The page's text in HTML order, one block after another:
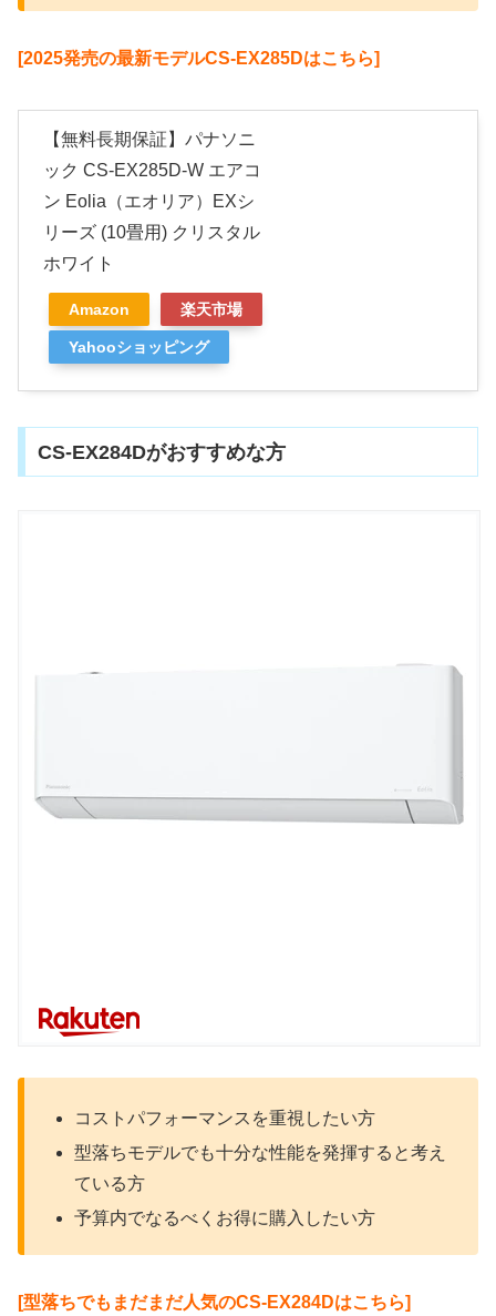
[2025発売の最新モデルCS-EX285Dはこちら]
【無料長期保証】パナソニ
ック CS-EX285D-W エアコ
ン Eolia（エオリア）EXシ
リーズ (10畳用) クリスタル
ホワイト
Amazon 楽天市場
Yahooショッピング
CS-EX284Dがおすすめな方
コストパフォーマンスを重視したい方
型落ちモデルでも十分な性能を発揮すると考え
ている方
予算内でなるべくお得に購入したい方
[型落ちでもまだまだ人気のCS-EX284Dはこちら]